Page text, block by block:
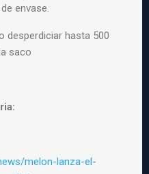
envase.
desperdiciar hasta 500
saco
melon-lanza-el-